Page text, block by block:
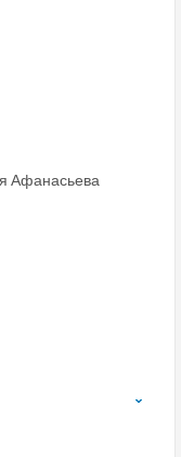
Афанасьева